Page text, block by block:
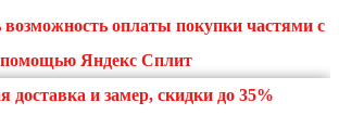
возможность оплаты покупки частями с
помощью Яндекс Сплит
доставка и замер, скидки до 35%